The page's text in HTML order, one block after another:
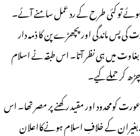
تو کئی طرح کے رد عمل سامنے آئے۔
پس ماندگی اور پچھڑے پن کا ذمہ دار
میں ہی نظر آتا۔ اس طبقہ نے اسلام
کر حملے کیے۔
کومحدود اور مقید رکھنے پر مصر تھا۔ اس
بغیران کے خلافِ اسلام ہونےکااعلان